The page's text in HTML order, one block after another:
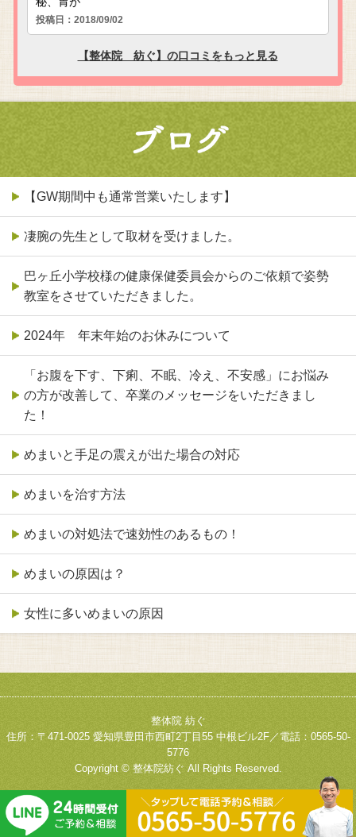
【GW期間中も通常営業いたします】
凄腕の先生として取材を受けました。
巴ヶ丘小学校様の健康保健委員会からのご依頼で姿勢
教室をさせていただきました。
2024年 年末年始のお休みについて
「お腹を下す、下痢、不眠、冷え、不安感」にお悩み
の方が改善して、卒業のメッセージをいただきまし
た！
めまいと手足の震えが出た場合の対応
めまいを治す方法
めまいの対処法で速効性のあるもの！
めまいの原因は？
女性に多いめまいの原因
整体院 紡ぐ
住所：〒471-0025 愛知県豊田市西町2丁目55 中根ビル2F／電話：0565-50-
5776
Copyright © 整体院紡ぐ All Rights Reserved.